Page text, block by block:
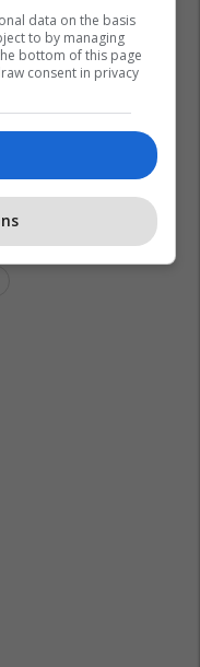
Kuvendi I Kosovës
data on the basis
to by managing
bottom of this page
consent in privacy